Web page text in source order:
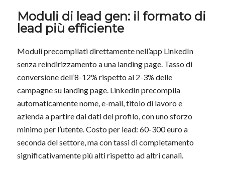
Moduli di lead gen: il formato di
lead più efficiente
Moduli precompilati direttamente nell’app LinkedIn
senza reindirizzamento a una landing page. Tasso di
conversione dell’8-12% rispetto al 2-3% delle
campagne su landing page. LinkedIn precompila
automaticamente nome, e-mail, titolo di lavoro e
azienda a partire dai dati del profilo, con uno sforzo
minimo per l’utente. Costo per lead: 60-300 euro a
seconda del settore, ma con tassi di completamento
significativamente più alti rispetto ad altri canali.